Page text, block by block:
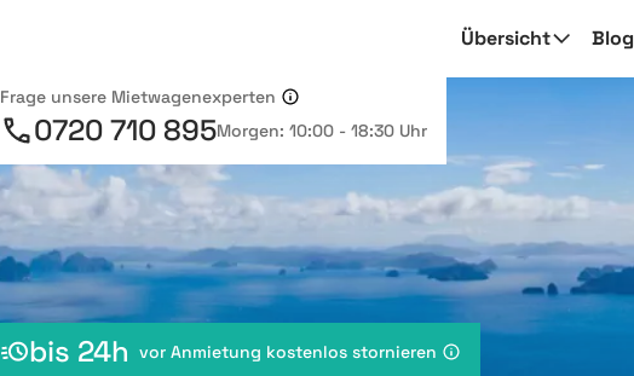
Übersicht Blog
Frage unsere Mietwagenexperten
0720 710 895Morgen: 10:00 - 18:30 Uhr
bis 24h vor Anmietung kostenlos stornieren